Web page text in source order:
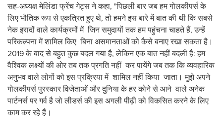
सह-अध्यक्ष मेलिंडा फ्रेंच गेट्स ने कहा, "पिछली बार जब हम गोलकीपर्स के
लिए भौतिक रूप से एकत्रित हुए थे, तो हमने इस बारे में बात की थी कि सबसे
नेक इरादों वाले कार्यक्रमों में जिन समुदायों तक हम पहुंचना चाहते हैं, उन्‍हें
परिकल्‍पना में शामिल किए बिना असमानताओं को कैसे बनाए रखा सकता है।
2019 के बाद से बहुत कुछ बदल गया है, लेकिन एक बात नहीं बदली है: हम
वैश्विक लक्ष्यों की ओर तब तक प्रगति नहीं कर पायेंगे जब तक कि व्‍यवहारिक
अनुभव वाले लोगों को इस प्रक्रिया में शामिल नहीं किया जाता। मुझे अपने
गोलकीपर्स पुरस्कार विजेताओं और दुनिया के हर कोने से आने वाले अनेक
पार्टनर्स पर गर्व है जो लीडर्स की इस अगली पीढ़ी को विकसित करने के लिए
काम कर रहे हैं।